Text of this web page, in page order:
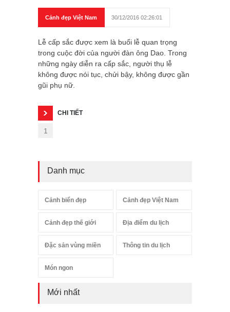
Cảnh đẹp Việt Nam 30/12/2016 02:26:01
Lễ cấp sắc được xem là buổi lễ quan trọng
trong cuộc đời của người đàn ông Dao. Trong
những ngày diễn ra cấp sắc, người thụ lễ
không được nói tục, chửi bậy, không được gần
gũi phụ nữ.
CHI TIẾT
1
Danh mục
Cảnh biển đẹp Cảnh đẹp Việt Nam
Cảnh đẹp thế giới Địa điểm du lịch
Đặc sản vùng miền Thông tin du lịch
Món ngon
Mới nhất